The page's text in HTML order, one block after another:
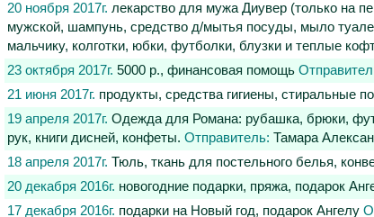
20 ноября 2017г. лекарство для мужа Диувер (только на
мужской, шампунь, средство д/мытья посуды, мыло
мальчику, колготки, юбки, футболки, блузки и теплые
23 октября 2017г. 5000 р., финансовая помощь
21 июня 2017г. продукты, средства гигиены, стиральные
19 апреля 2017г. Одежда для Романа: рубашка, брюки,
рук, книги дисней, конфеты. Отправитель: Тамара
18 апреля 2017г. Тюль, ткань для постельного белья,
20 декабря 2016г. новогодние подарки, пряжа, подарок
17 декабря 2016г. подарки на Новый год, подарок Ангелу